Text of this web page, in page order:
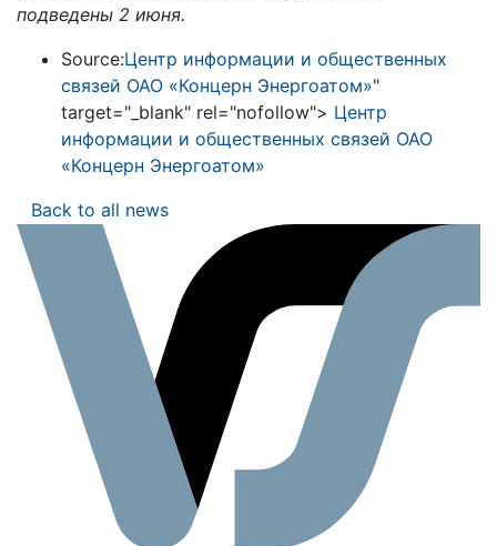
подведены 2 июня.
Source:Центр информации и общественных
связей ОАО «Концерн Энергоатом»"
target="_blank" rel="nofollow"> Центр
информации и общественных связей ОАО
«Концерн Энергоатом»
Back to all news